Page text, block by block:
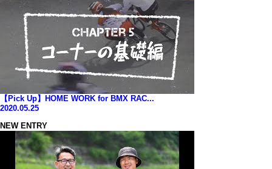
【Pick Up】HOME WORK for BMX RAC...
2020.05.25
NEW ENTRY